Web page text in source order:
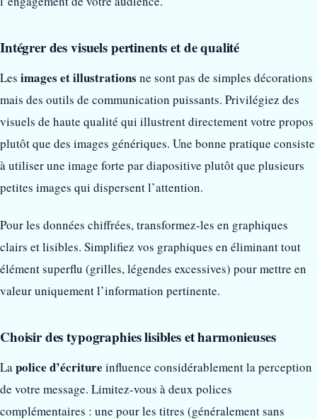
Intégrer des visuels pertinents et de qualité
Les images et illustrations ne sont pas de simples décorations
mais des outils de communication puissants. Privilégiez des
visuels de haute qualité qui illustrent directement votre propos
plutôt que des images génériques. Une bonne pratique consiste
à utiliser une image forte par diapositive plutôt que plusieurs
petites images qui dispersent l’attention.
Pour les données chiffrées, transformez-les en graphiques
clairs et lisibles. Simplifiez vos graphiques en éliminant tout
élément superflu (grilles, légendes excessives) pour mettre en
valeur uniquement l’information pertinente.
Choisir des typographies lisibles et harmonieuses
Lapolice d’écriture influence considérablement la perception
de votre message. Limitez-vous à deux polices
complémentaires : une pour les titres (généralement sans